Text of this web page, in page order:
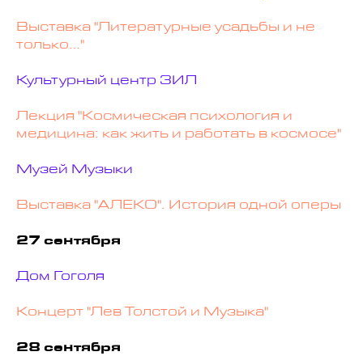
Выставка "Литературные усадьбы и не
только…"
Культурный центр ЗИЛ
Лекция "Космическая психология и
медицина: как жить и работать в космосе"
Музей Музыки
Выставка "АЛЕКО". История одной оперы
27 сентября
Дом Гоголя
Концерт "Лев Толстой и Музыка"
28 сентября